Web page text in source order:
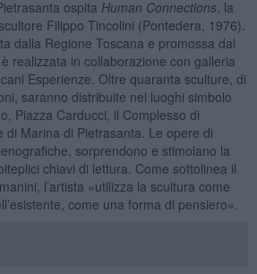
ospita Human Connections, la
Filippo Tincolini (Pontedera, 1976).
dalla Regione Toscana e promossa dal
realizzata in collaborazione con galleria
Esperienze. Oltre quaranta sculture, di
saranno distribuite nei luoghi simbolo
Piazza Carducci, il Complesso di
di Marina di Pietrasanta. Le opere di
sorprendono e stimolano la
chiavi di lettura. Come sottolinea il
l’artista «utilizza la scultura come
come una forma di pensiero».